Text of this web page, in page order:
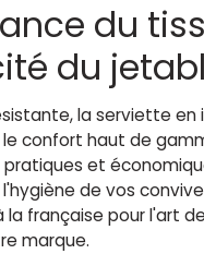
du
du
la serviette en
le confort haut de
et
de vos
la française pour l'art
marque.